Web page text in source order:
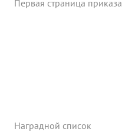
Первая страница приказа
Наградной список